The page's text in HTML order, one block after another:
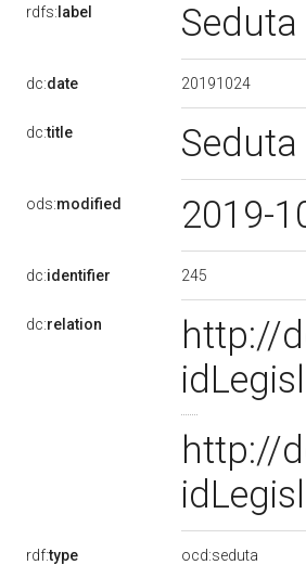
rdfs: label
dc:date 20191024
dc:title
ods:modified 2019-
dc:identifier 245
dc:relation
http://
http://
rdf:type
ocd:seduta